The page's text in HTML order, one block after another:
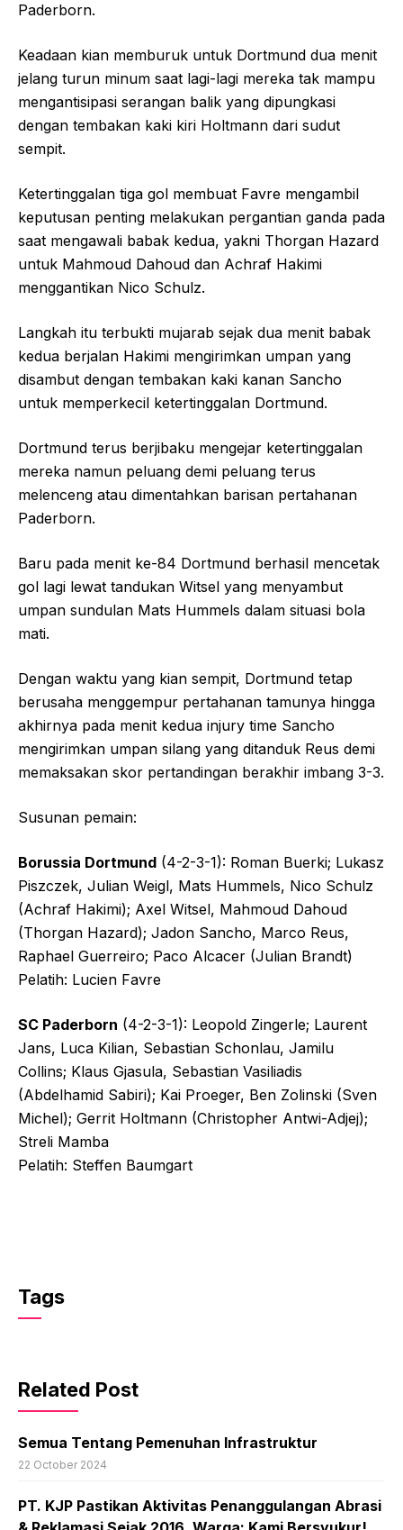
Paderborn.
Keadaan kian memburuk untuk Dortmund dua menit
jelang turun minum saat lagi-lagi mereka tak mampu
mengantisipasi serangan balik yang dipungkasi
dengan tembakan kaki kiri Holtmann dari sudut
sempit.
Ketertinggalan tiga gol membuat Favre mengambil
keputusan penting melakukan pergantian ganda pada
saat mengawali babak kedua, yakni Thorgan Hazard
untuk Mahmoud Dahoud dan Achraf Hakimi
menggantikan Nico Schulz.
Langkah itu terbukti mujarab sejak dua menit babak
kedua berjalan Hakimi mengirimkan umpan yang
disambut dengan tembakan kaki kanan Sancho
untuk memperkecil ketertinggalan Dortmund.
Dortmund terus berjibaku mengejar ketertinggalan
mereka namun peluang demi peluang terus
melenceng atau dimentahkan barisan pertahanan
Paderborn.
Baru pada menit ke-84 Dortmund berhasil mencetak
gol lagi lewat tandukan Witsel yang menyambut
umpan sundulan Mats Hummels dalam situasi bola
mati.
Dengan waktu yang kian sempit, Dortmund tetap
berusaha menggempur pertahanan tamunya hingga
akhirnya pada menit kedua injury time Sancho
mengirimkan umpan silang yang ditanduk Reus demi
memaksakan skor pertandingan berakhir imbang 3-3.
Susunan pemain:
Borussia Dortmund (4-2-3-1): Roman Buerki; Lukasz
Piszczek, Julian Weigl, Mats Hummels, Nico Schulz
(Achraf Hakimi); Axel Witsel, Mahmoud Dahoud
(Thorgan Hazard); Jadon Sancho, Marco Reus,
Raphael Guerreiro; Paco Alcacer (Julian Brandt)
Pelatih: Lucien Favre
SC Paderborn (4-2-3-1): Leopold Zingerle; Laurent
Jans, Luca Kilian, Sebastian Schonlau, Jamilu
Collins; Klaus Gjasula, Sebastian Vasiliadis
(Abdelhamid Sabiri); Kai Proeger, Ben Zolinski (Sven
Michel); Gerrit Holtmann (Christopher Antwi-Adjej);
Streli Mamba
Pelatih: Steffen Baumgart
Tags
Related Post
Semua Tentang Pemenuhan Infrastruktur
22 October 2024
PT. KJP Pastikan Aktivitas Penanggulangan Abrasi